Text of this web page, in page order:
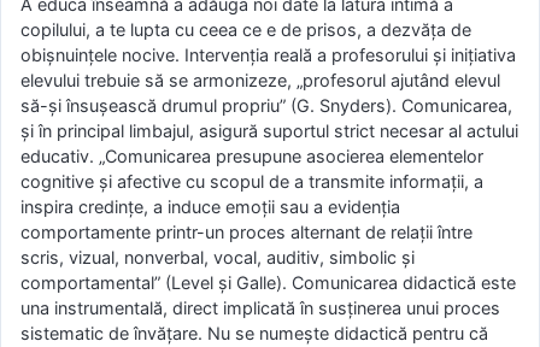
A educa înseamnă a adăuga noi date la latura intimă a
copilului, a te lupta cu ceea ce e de prisos, a dezvăţa de
obişnuinţele nocive. Intervenţia reală a profesorului şi iniţiativa
elevului trebuie să se armonizeze, „profesorul ajutând elevul
să-şi însuşească drumul propriu” (G. Snyders). Comunicarea,
şi în principal limbajul, asigură suportul strict necesar al actului
educativ. „Comunicarea presupune asocierea elementelor
cognitive şi afective cu scopul de a transmite informaţii, a
inspira credinţe, a induce emoţii sau a evidenţia
comportamente printr-un proces alternant de relaţii între
scris, vizual, nonverbal, vocal, auditiv, simbolic şi
comportamental” (Level şi Galle). Comunicarea didactică este
una instrumentală, direct implicată în susţinerea unui proces
sistematic de învăţare. Nu se numeşte didactică pentru că